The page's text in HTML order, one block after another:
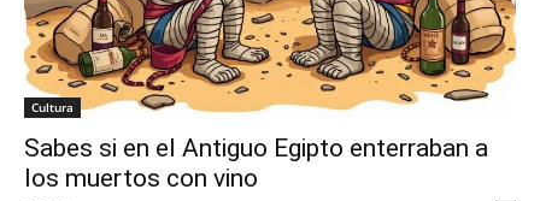
Cultura
Sabes si en el Antiguo Egipto enterraban a
los muertos con vino